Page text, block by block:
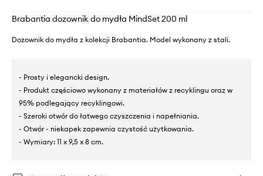
Brabantia dozownik do mydła MindSet 200 ml
Dozownik do mydła z kolekcji Brabantia. Model wykonany z stali.
- Prosty i elegancki design.
- Produkt częściowo wykonany z materiałów z recyklingu oraz w
95% podlegający recyklingowi.
- Szeroki otwór do łatwego czyszczenia i napełniania.
- Otwór - niekapek zapewnia czystość użytkowania.
- Wymiary: 11 x 9,5 x 8 cm.